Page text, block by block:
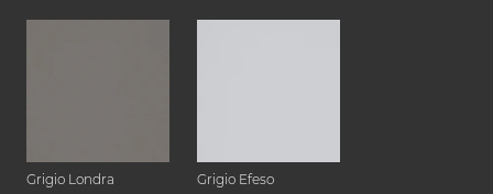
Grigio Londra Grigio Efeso